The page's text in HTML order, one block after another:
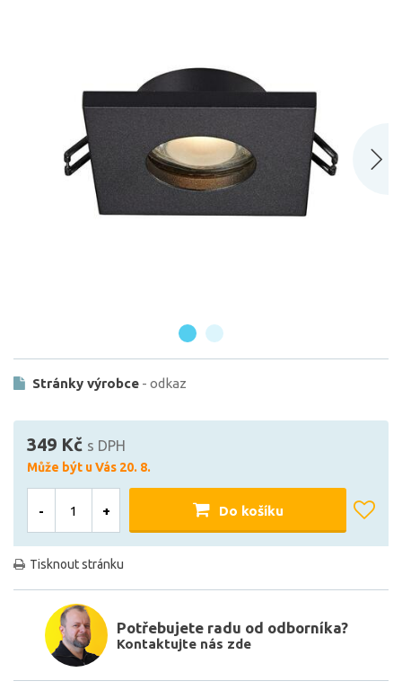
Stránky výrobce - odkaz
349 Kč s DPH
Může být u Vás 20. 8.
- + Do košíku
Tisknout stránku
Potřebujete radu od odborníka?
Kontaktujte nás zde